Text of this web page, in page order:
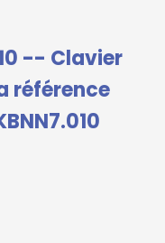
-- Clavier
référence